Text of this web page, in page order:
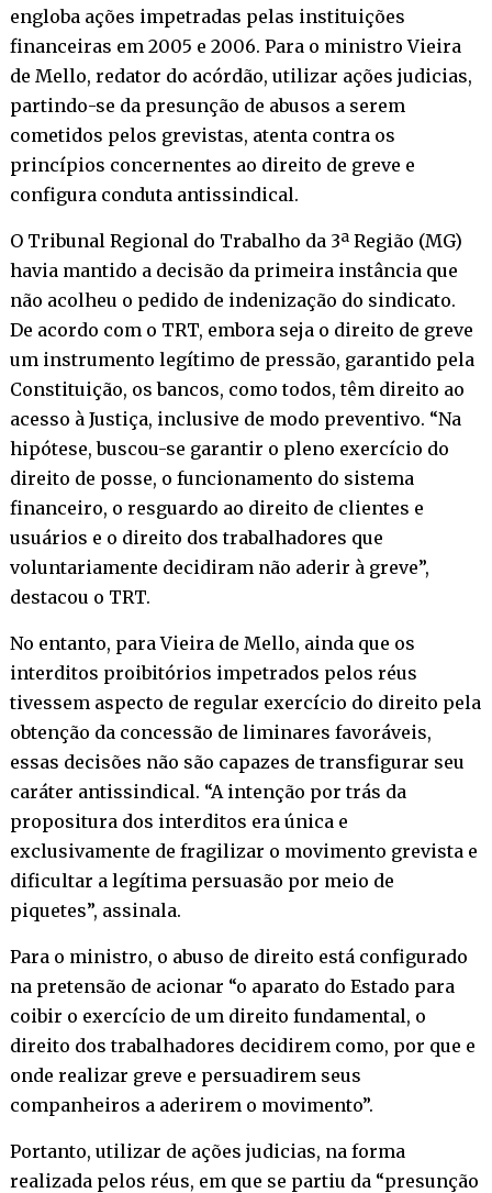
engloba ações impetradas pelas instituições
financeiras em 2005 e 2006. Para o ministro Vieira
de Mello, redator do acórdão, utilizar ações judicias,
partindo-se da presunção de abusos a serem
cometidos pelos grevistas, atenta contra os
princípios concernentes ao direito de greve e
configura conduta antissindical.
O Tribunal Regional do Trabalho da 3ª Região (MG)
havia mantido a decisão da primeira instância que
não acolheu o pedido de indenização do sindicato.
De acordo com o TRT, embora seja o direito de greve
um instrumento legítimo de pressão, garantido pela
Constituição, os bancos, como todos, têm direito ao
acesso à Justiça, inclusive de modo preventivo. “Na
hipótese, buscou-se garantir o pleno exercício do
direito de posse, o funcionamento do sistema
financeiro, o resguardo ao direito de clientes e
usuários e o direito dos trabalhadores que
voluntariamente decidiram não aderir à greve”,
destacou o TRT.
No entanto, para Vieira de Mello, ainda que os
interditos proibitórios impetrados pelos réus
tivessem aspecto de regular exercício do direito pela
obtenção da concessão de liminares favoráveis,
essas decisões não são capazes de transfigurar seu
caráter antissindical. “A intenção por trás da
propositura dos interditos era única e
exclusivamente de fragilizar o movimento grevista e
dificultar a legítima persuasão por meio de
piquetes”, assinala.
Para o ministro, o abuso de direito está configurado
na pretensão de acionar “o aparato do Estado para
coibir o exercício de um direito fundamental, o
direito dos trabalhadores decidirem como, por que e
onde realizar greve e persuadirem seus
companheiros a aderirem o movimento”.
Portanto, utilizar de ações judicias, na forma
realizada pelos réus, em que se partiu da “presunção